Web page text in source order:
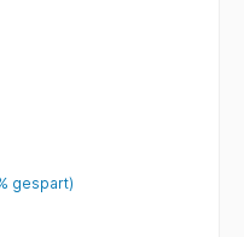
gespart)